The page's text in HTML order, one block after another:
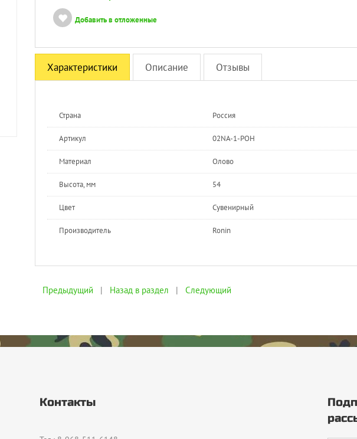
Добавить в отложенные
Характеристики Описание Отзывы
Страна Россия
Артикул 02NA-1-РОН
Материал Олово
Высота, мм 54
Цвет Сувенирный
Производитель Ronin
Предыдущий | Назад в раздел | Следующий
Контакты